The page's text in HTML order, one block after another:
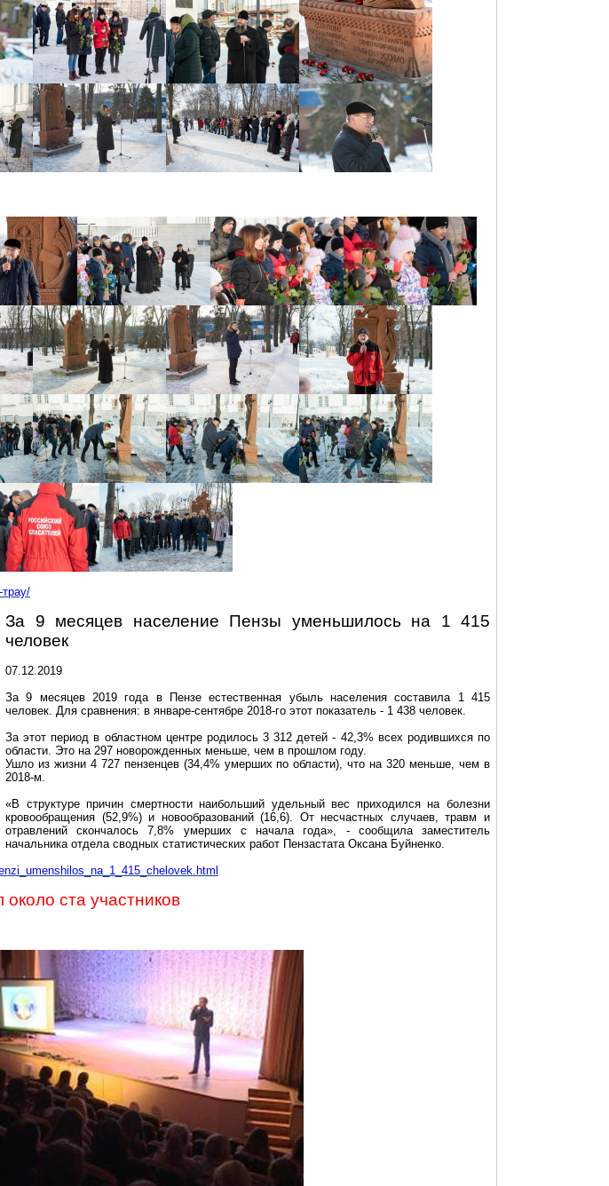
За 9 месяцев население Пензы уменьшилось на 1 415
человек
07.12.2019
За 9 месяцев 2019 года в Пензе естественная убыль населения составила 1 415
человек. Для сравнения: в январе-сентябре 2018-го этот показатель - 1 438 человек.
За этот период в областном центре родилось 3 312 детей - 42,3% всех родившихся по
области. Это на 297 новорожденных меньше, чем в прошлом году.
Ушло из жизни 4 727 пензенцев(34,4% умершихпо области), что на 320 меньше, чем в
2018-м.
«В структуре причин смертности наибольший удельный вес приходился на болезни
кровообращения (52,9%) и новообразований (16,6). От несчастных случаев, травм и
отравлений скончалось 7,8% умерших с начала года», - сообщила заместитель
начальника отдела сводных статистических работ ПензастатаОксана Буйненко.
ста участников